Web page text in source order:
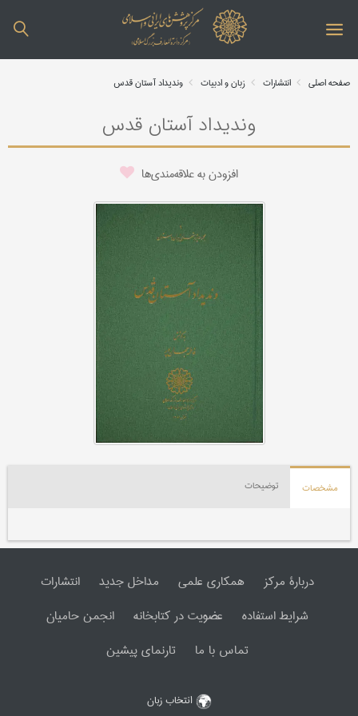
صفحه اصلی انتشارات زبان و ادبیات وندیداد آستان قدس
وندیداد آستان قدس
افزودن به علاقه‌مندی‌ها
مشخصات توضیحات
دربارۀ مرکز همکاری علمی مداخل جدید
انتشارات
شرایط استفاده
عضویت در کتابخانه
انجمن حامیان
تماس با ما
تارنمای پیشین
انتخاب زبان